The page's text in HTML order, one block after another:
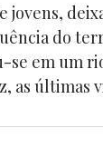
jovens,
do
se em um
as últimas